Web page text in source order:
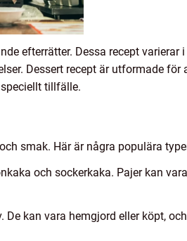
efterrätter. Dessa recept varierar
Dessert recept är utformade för
tillfälle.
smak. Här är några populära
och sockerkaka. Pajer kan
kan vara hemgjord eller köpt,